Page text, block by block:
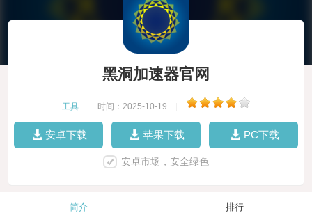
黑洞加速器官网
工具 时间：2025-10-19
安卓下载 苹果下载 PC下载
安卓市场，安全绿色
简介 排行